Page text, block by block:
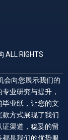
ALL RIGHTS
会向您展示我们的
业研究与提升，
业纸，让您的文
方式展现了我们
渠道，稳妥的留
是我们的优势服